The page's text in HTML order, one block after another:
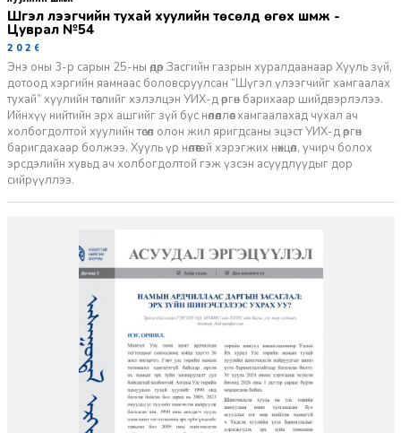
Шүгэл үлээгчийн тухай хуулийн төсөлд өгөх шүүмж -
Цуврал №54
2026-07-27
Энэ оны 3-р сарын 25-ны өдөр Засгийн газрын хуралдаанаар Хууль зүй,
дотоод хэргийн яамнаас боловсруулсан “Шүгэл үлээгчийг хамгаалах
тухай” хуулийн төслийг хэлэлцэн УИХ-д өргөн барихаар шийдвэрлэлээ.
Ийнхүү нийтийн эрх ашгийг зүй бус нөлөөллөөс хамгаалахад чухал ач
холбогдолтой хуулийн төсөл олон жил яригдсаны эцэст УИХ-д өргөн
баригдахаар болжээ. Хууль үр нөлөөтэй хэрэгжих нөхцөл, учирч болох
эрсдэлийн хувьд ач холбогдолтой гэж үзсэн асуудлуудыг дор
сийрүүллээ.